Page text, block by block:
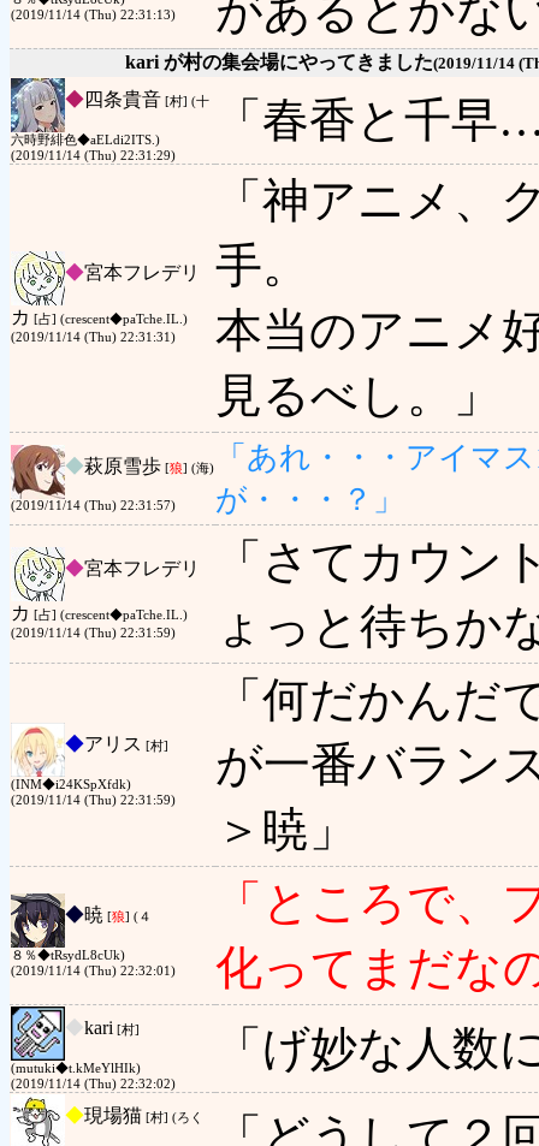
(2019/11/14 (Thu) 22:31:13)
があるとかな
kari が村の集会場にやってきました(2019/11/14
◆四条貴音 [村] (十
六時野緋色◆aELdi2ITS.)
(2019/11/14 (Thu) 22:31:29)
「春香と千
◆宮本フレデリ
カ [占] (crescent◆paTche.IL.)
(2019/11/14 (Thu) 22:31:31)
「神アニメ、
手。
本当のアニメ
見るべし。」
◆萩原雪歩 [狼] (海)
(2019/11/14 (Thu) 22:31:57)
「あれ・・・アイマ
が・・・？」
◆宮本フレデリ
カ [占] (crescent◆paTche.IL.)
(2019/11/14 (Thu) 22:31:59)
「さてカウン
ょっと待ちか
◆アリス [村]
(INM◆i24KSpXfdk)
(2019/11/14 (Thu) 22:31:59)
「何だかんだ
が一番バラン
＞暁」
◆暁 [狼] (４
８％◆tRsydL8cUk)
(2019/11/14 (Thu) 22:32:01)
「ところで、
化ってまだな
◆kari [村]
(mutuki◆t.kMeYlHIk)
(2019/11/14 (Thu) 22:32:02)
「げ妙な人数
◆現場猫 [村] (ろく